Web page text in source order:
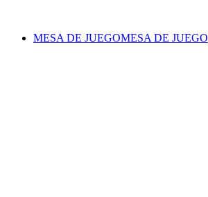
MESA DE JUEGOMESA DE JUEGO